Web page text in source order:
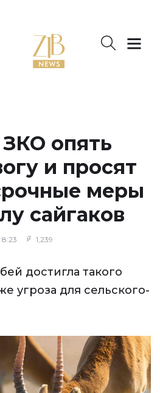
опять
и просят
меры
сайгаков
1,239
достигла такого
угроза для сельского-